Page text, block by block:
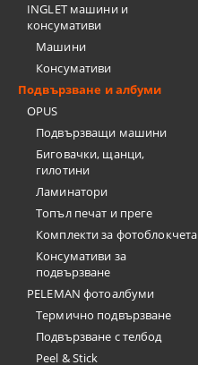
INGLET машини и
консумативи
Машини
Консумативи
Подвързване и албуми
OPUS
Подвързващи машини
Биговачки, щанци,
гилотини
Ламинатори
Топъл печат и преге
Комплекти за фотоблокчета
Консумативи за
подвързване
PELEMAN фотоалбуми
Термично подвързване
Подвързване с телбод
Peel & Stick